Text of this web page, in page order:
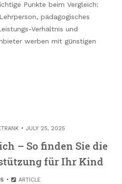
Punkte beim Vergleich:
pädagogisches
Verhältnis und
werben mit günstigen
JULY 25, 2025
– So finden Sie die
für Ihr Kind
ARTICLE